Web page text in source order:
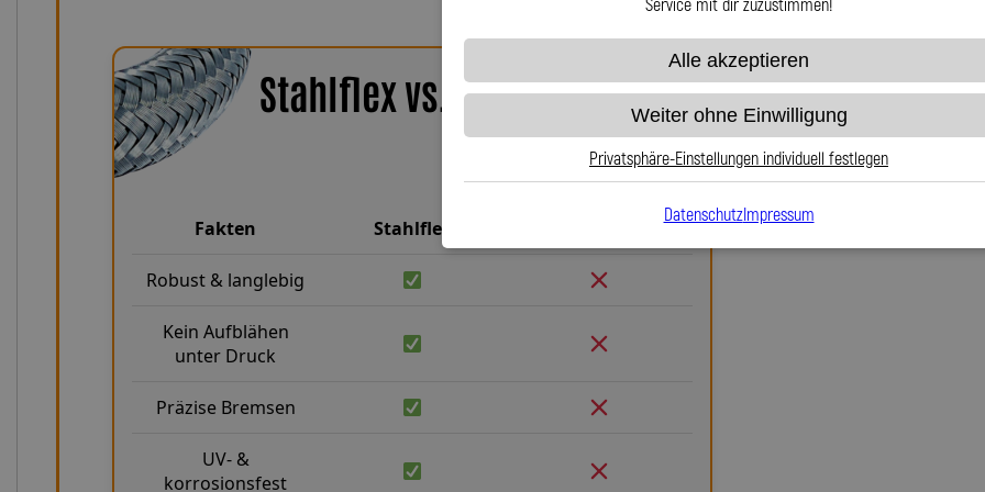
Stahlflex vs. Gummi
Fakten Stahlflex
Robust & langlebig
Kein Aufblähen
unter Druck
Präzise Bremsen
UV- &
korrosionsfest
Warum
Wenn es um Sicherheit,
Stahlflex-Bremsleitungen für
Gummileitungen bieten sie
Druckpunkt und keine
Teflon-Innenseele ist nicht
Edelstahlgeflecht die
Service mit dir zuzustimmen!
Alle akzeptieren
Weiter ohne Einwilligung
Privatsphäre-Einstellungen individuell festlegen
DatenschutzImpressum